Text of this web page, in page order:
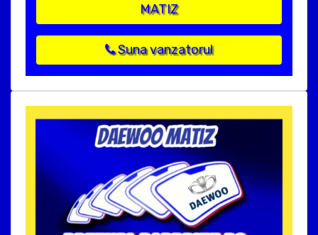
MATIZ
Suna vanzatorul